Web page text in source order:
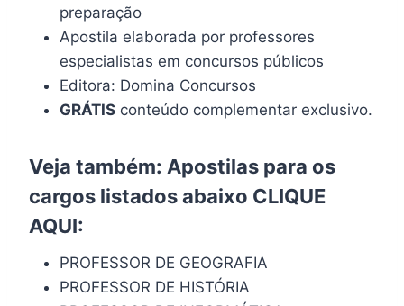
preparação
Apostila elaborada por professores
especialistas em concursos públicos
Editora: Domina Concursos
GRÁTIS conteúdo complementar exclusivo.
Veja também: Apostilas para os
cargos listados abaixo CLIQUE
AQUI:
PROFESSOR DE GEOGRAFIA
PROFESSOR DE HISTÓRIA